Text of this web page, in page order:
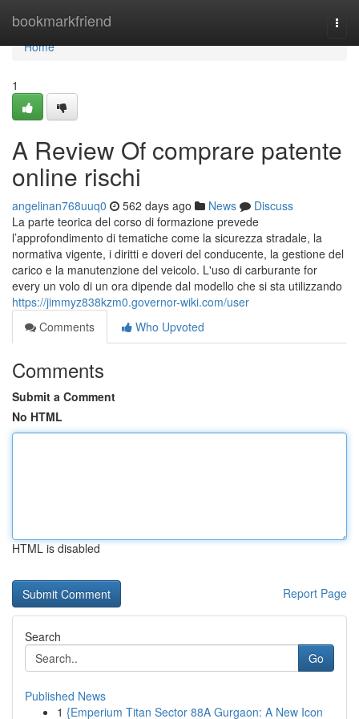
bookmarkfriend
Home
Home
1
A Review Of comprare patente
online rischi
angelinan768uuq0 562 days ago News
Discuss
La parte teorica del corso di formazione prevede
l’approfondimento di tematiche come la sicurezza stradale, la
normativa vigente, i diritti e doveri del conducente, la gestione del
carico e la manutenzione del veicolo. L'uso di carburante for
every un volo di un ora dipende dal modello che si sta utilizzando
https://jimmyz838kzm0.governor-wiki.com/user
Comments
Who Upvoted
Comments
Submit a Comment
No HTML
HTML is disabled
Report Page
Search
Go
Published News
1 {Emperium Titan Sector 88A Gurgaon: A New Icon